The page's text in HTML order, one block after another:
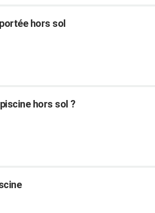
hors sol
hors sol ?